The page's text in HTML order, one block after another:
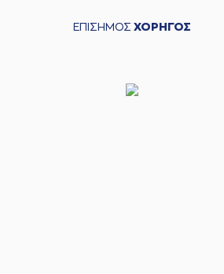
ΕΠΙΣΗΜΟΣ ΧΟΡΗΓΟΣ